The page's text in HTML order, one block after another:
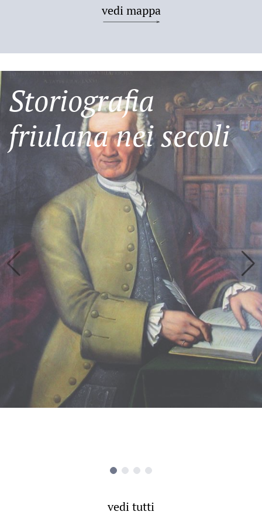
Friulani
vedi mappa
Storiografia
friulana nei secoli
vedi tutti